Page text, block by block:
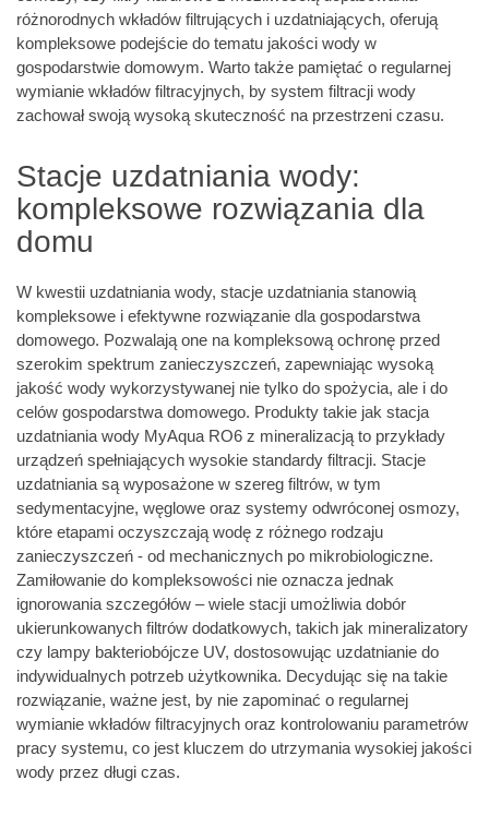
różnorodnych wkładów filtrujących i uzdatniających, oferują
kompleksowe podejście do tematu jakości wody w
gospodarstwie domowym. Warto także pamiętać o regularnej
wymianie wkładów filtracyjnych, by system filtracji wody
zachował swoją wysoką skuteczność na przestrzeni czasu.
Stacje uzdatniania wody:
kompleksowe rozwiązania dla
domu
W kwestii uzdatniania wody, stacje uzdatniania stanowią
kompleksowe i efektywne rozwiązanie dla gospodarstwa
domowego. Pozwalają one na kompleksową ochronę przed
szerokim spektrum zanieczyszczeń, zapewniając wysoką
jakość wody wykorzystywanej nie tylko do spożycia, ale i do
celów gospodarstwa domowego. Produkty takie jak stacja
uzdatniania wody MyAqua RO6 z mineralizacją to przykłady
urządzeń spełniających wysokie standardy filtracji. Stacje
uzdatniania są wyposażone w szereg filtrów, w tym
sedymentacyjne, węglowe oraz systemy odwróconej osmozy,
które etapami oczyszczają wodę z różnego rodzaju
zanieczyszczeń - od mechanicznych po mikrobiologiczne.
Zamiłowanie do kompleksowości nie oznacza jednak
ignorowania szczegółów – wiele stacji umożliwia dobór
ukierunkowanych filtrów dodatkowych, takich jak mineralizatory
czy lampy bakteriobójcze UV, dostosowując uzdatnianie do
indywidualnych potrzeb użytkownika. Decydując się na takie
rozwiązanie, ważne jest, by nie zapominać o regularnej
wymianie wkładów filtracyjnych oraz kontrolowaniu parametrów
pracy systemu, co jest kluczem do utrzymania wysokiej jakości
wody przez długi czas.